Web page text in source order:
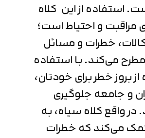
استفاده از این کلاه
مراقبت و احتیاط است؛
خطرات و مسائل
مطرح می‌کند. با استفاده
از بروز خطر برای خودتان،
و جامعه جلوگیری
واقع کلاه سیاه، به
می‌کند که خطرات